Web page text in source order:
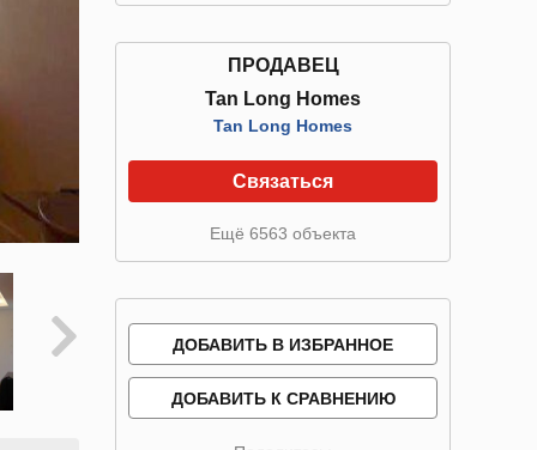
ПРОДАВЕЦ
Tan Long Homes
Tan Long Homes
Связаться
Ещё 6563 объекта
ДОБАВИТЬ В ИЗБРАННОЕ
ДОБАВИТЬ К СРАВНЕНИЮ